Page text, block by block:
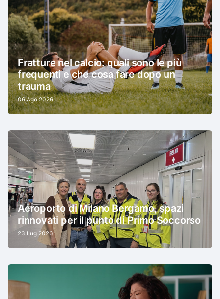
Fratture nel calcio: quali sono le più
frequenti e che cosa fare dopo un
trauma
06 Ago 2026
Aeroporto di Milano Bergamo, spazi
rinnovati per il punto di Primo Soccorso
23 Lug 2026